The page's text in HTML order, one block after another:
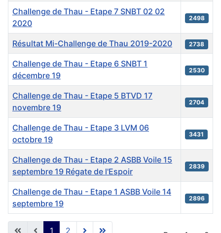
Articles
Challenge de Thau - Etape 7 SNBT 02 02
2020
2498
Résultat Mi-Challenge de Thau 2019-2020 2738
Challenge de Thau - Etape 6 SNBT 1
décembre 19
2530
Challenge de Thau - Etape 5 BTVD 17
novembre 19
2704
Challenge de Thau - Etape 3 LVM 06
octobre 19
3431
Challenge de Thau - Etape 2 ASBB Voile 15
septembre 19 Régate de l'Espoir
2839
Challenge de Thau - Etape 1 ASBB Voile 14
septembre 19
2896
1 2